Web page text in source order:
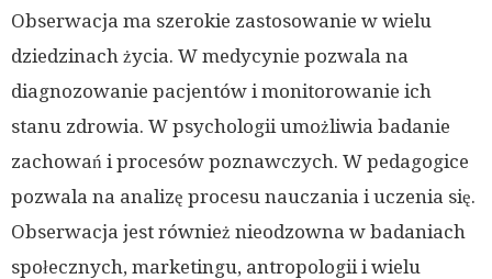
Obserwacja ma szerokie zastosowanie w wielu
dziedzinach życia. W medycynie pozwala na
diagnozowanie pacjentów i monitorowanie ich
stanu zdrowia. W psychologii umożliwia badanie
zachowań i procesów poznawczych. W pedagogice
pozwala na analizę procesu nauczania i uczenia się.
Obserwacja jest również nieodzowna w badaniach
społecznych, marketingu, antropologii i wielu